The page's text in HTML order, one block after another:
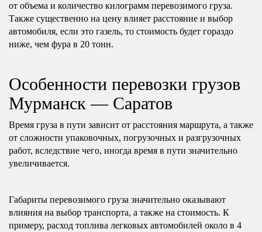
от объема и количество килограмм перевозимого груза.
Также существенно на цену влияет расстояние и выбор
автомобиля, если это газель, то стоимость будет гораздо
ниже, чем фура в 20 тонн.
Особенности перевозки грузов
Мурманск — Саратов
Время груза в пути зависит от расстояния маршрута, а также
от сложности упаковочных, погрузочных и разгрузочных
работ, вследствие чего, иногда время в пути значительно
увеличивается.
Габариты перевозимого груза значительно оказывают
влияния на выбор транспорта, а также на стоимость. К
примеру, расход топлива легковых автомобилей около в 4